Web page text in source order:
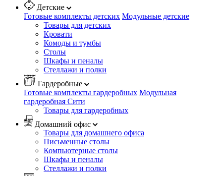
Детские
Готовые комплекты детских Модульные детские
Товары для детских
Кровати
Комоды и тумбы
Столы
Шкафы и пеналы
Стеллажи и полки
Гардеробные
Готовые комплекты гардеробных Модульная
гардеробная Сити
Товары для гардеробных
Домашний офис
Товары для домашнего офиса
Письменные столы
Компьютерные столы
Шкафы и пеналы
Стеллажи и полки